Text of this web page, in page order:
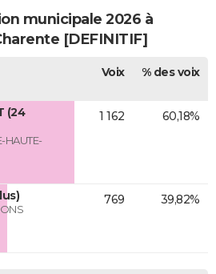
municipale 2026 à
[DEFINITIF]
Voix % des voix
(24
HAUTE-
1 162 60,18%
769 39,82%